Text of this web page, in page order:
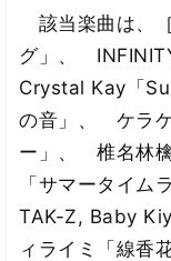
該当楽曲は、
グ」、
Crystal Kay「
の音」、 ケラ
ー」、 椎名林
「サマータイ
TAK-Z, Baby
ィライミ「線